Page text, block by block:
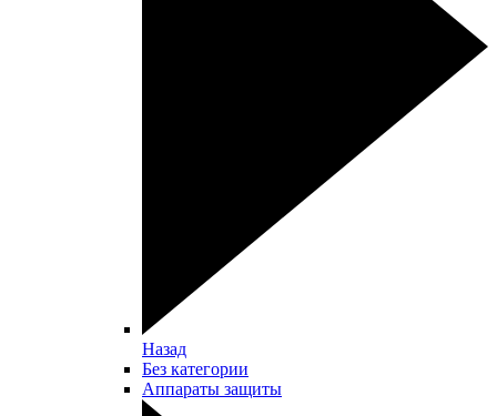
Назад
Без категории
Аппараты защиты